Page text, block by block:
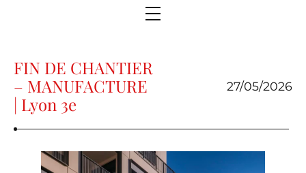
FIN DE CHANTIER
– MANUFACTURE
| Lyon 3e
27/05/2026